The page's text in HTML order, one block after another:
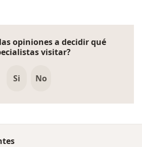
opiniones a decidir qué
visitar?
Si No